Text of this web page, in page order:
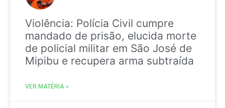
Violência: Polícia Civil cumpre
mandado de prisão, elucida morte
de policial militar em São José de
Mipibu e recupera arma subtraída
VER MATÉRIA »